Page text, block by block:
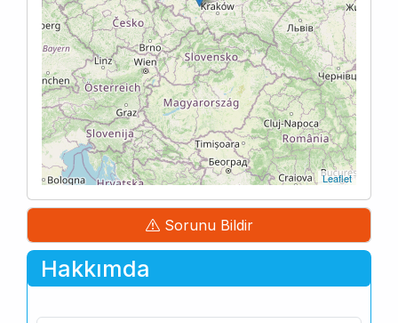
Leaflet
Sorunu Bildir
Hakkımda